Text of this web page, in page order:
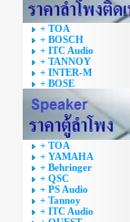
+ TOA
+ BOSCH
+ ITC Audio
+ TANNOY
+ INTER-M
+ BOSE
+ TOA
+ YAMAHA
+ Behringer
+ QSC
+ PS Audio
+ Tannoy
+ ITC Audio